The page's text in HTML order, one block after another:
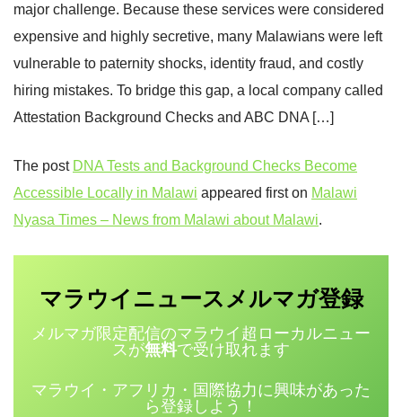
major challenge. Because these services were considered
expensive and highly secretive, many Malawians were left
vulnerable to paternity shocks, identity fraud, and costly
hiring mistakes. To bridge this gap, a local company called
Attestation Background Checks and ABC DNA […]
The post DNA Tests and Background Checks Become
Accessible Locally in Malawi appeared first on Malawi
Nyasa Times – News from Malawi about Malawi.
マラウイニュース メルマガ登録
メルマガ限定配信のマラウイ超ローカルニュー
スが無料で受け取れます
マラウイ・アフリカ・国際協力に興味があった
ら登録しよう！